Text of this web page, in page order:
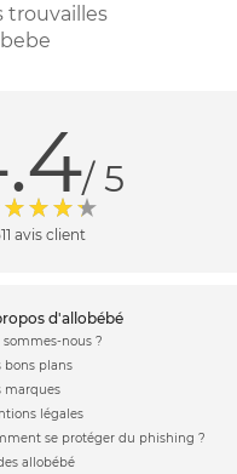
trouvailles
/ 5
avis client
propos d'allobébé
sommes-nous ?
bons plans
marques
légales
se protéger du phishing ?
allobébé